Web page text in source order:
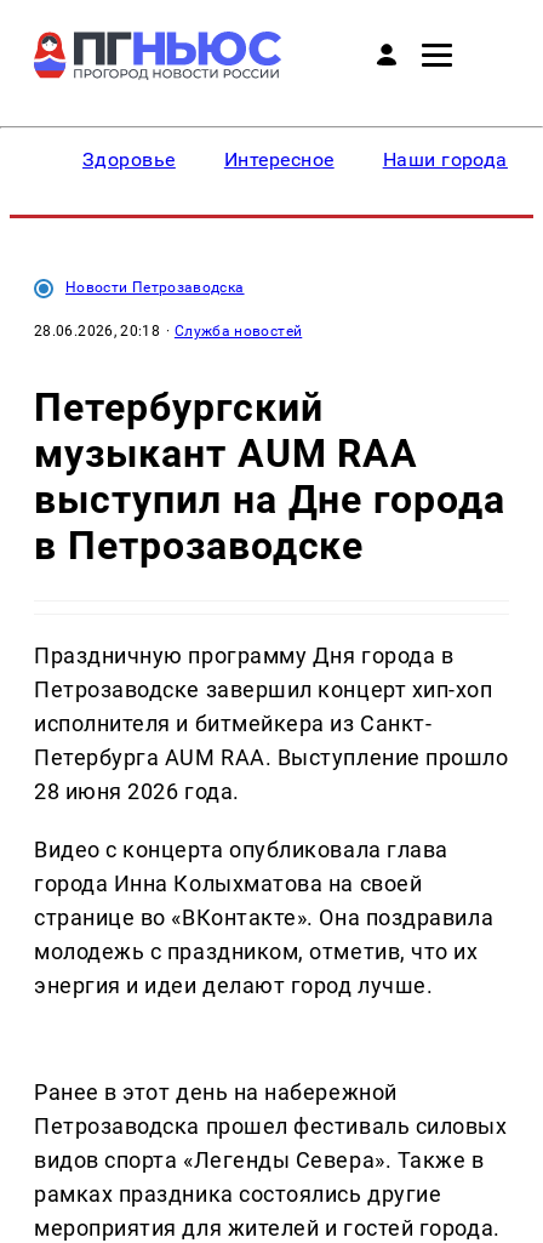
Здоровье Интересное Наши города
Новости Петрозаводска
28.06.2026, 20:18 · Служба новостей
Петербургский
музыкант AUM RAA
выступил на Дне города
в Петрозаводске
Праздничную программу Дня города в
Петрозаводске завершил концерт хип-хоп
исполнителя и битмейкера из Санкт-
Петербурга AUM RAA. Выступление прошло
28 июня 2026 года.
Видео с концерта опубликовала глава
города Инна Колыхматова на своей
странице во «ВКонтакте». Она поздравила
молодежь с праздником, отметив, что их
энергия и идеи делают город лучше.
Ранее в этот день на набережной
Петрозаводска прошел фестиваль силовых
видов спорта «Легенды Севера». Также в
рамках праздника состоялись другие
мероприятия для жителей и гостей города.